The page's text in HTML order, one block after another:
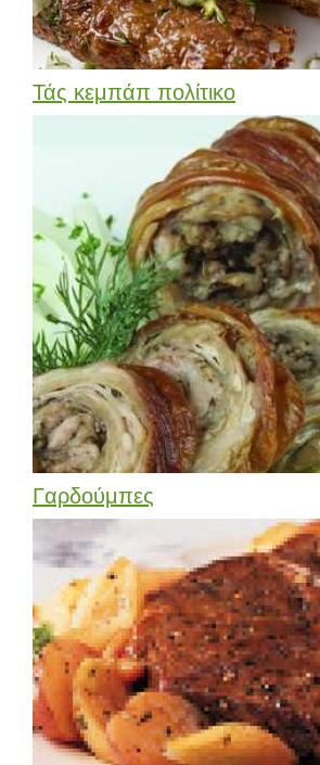
Τάς κεμπάπ πολίτικο
Γαρδούμπες